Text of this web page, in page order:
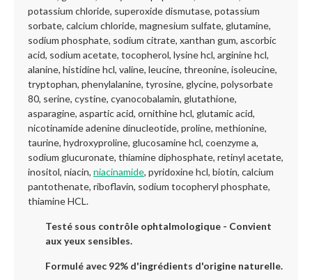
potassium chloride, superoxide dismutase, potassium
sorbate, calcium chloride, magnesium sulfate, glutamine,
sodium phosphate, sodium citrate, xanthan gum, ascorbic
acid, sodium acetate, tocopherol, lysine hcl, arginine hcl,
alanine, histidine hcl, valine, leucine, threonine, isoleucine,
tryptophan, phenylalanine, tyrosine, glycine, polysorbate
80, serine, cystine, cyanocobalamin, glutathione,
asparagine, aspartic acid, ornithine hcl, glutamic acid,
nicotinamide adenine dinucleotide, proline, methionine,
taurine, hydroxyproline, glucosamine hcl, coenzyme a,
sodium glucuronate, thiamine diphosphate, retinyl acetate,
inositol, niacin, niacinamide, pyridoxine hcl, biotin, calcium
pantothenate, riboflavin, sodium tocopheryl phosphate,
thiamine HCL.
Testé sous contrôle ophtalmologique - Convient
aux yeux sensibles.
Formulé avec 92% d'ingrédients d'origine naturelle.